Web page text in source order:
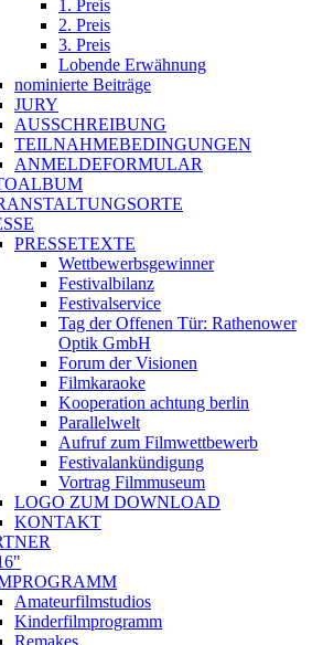
1. Preis
2. Preis
3. Preis
Lobende Erwähnung
nominierte Beiträge
JURY
AUSSCHREIBUNG
TEILNAHMEBEDINGUNGEN
ANMELDEFORMULAR
PRESSETEXTE
Wettbewerbsgewinner
Festivalbilanz
Festivalservice
Tag der Offenen Tür: Rathenower
Optik GmbH
Forum der Visionen
Filmkaraoke
Kooperation achtung berlin
Parallelwelt
Aufruf zum Filmwettbewerb
Festivalankündigung
Vortrag Filmmuseum
LOGO ZUM DOWNLOAD
KONTAKT
Amateurfilmstudios
Kinderfilmprogramm
Remakes